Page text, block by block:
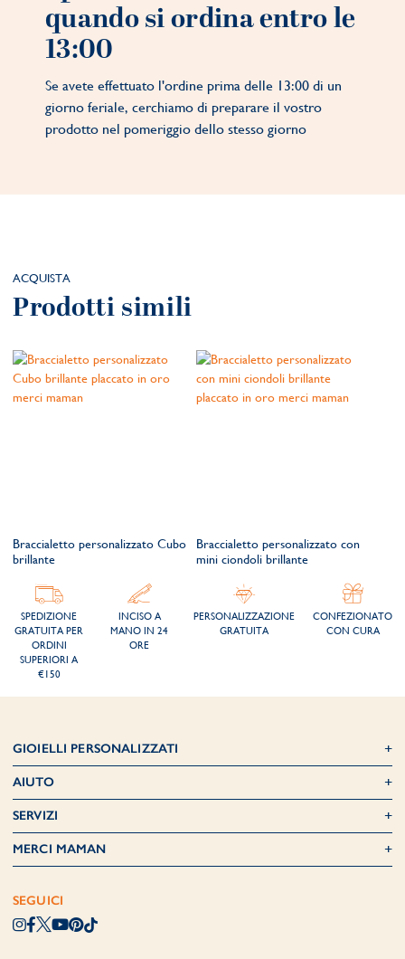
quando si ordina entro le
13:00
Se avete effettuato l'ordine prima delle 13:00 di un
giorno feriale, cerchiamo di preparare il vostro
prodotto nel pomeriggio dello stesso giorno
ACQUISTA
Prodotti simili
Braccialetto personalizzato Cubo
brillante
Braccialetto personalizzato con
mini ciondoli brillante
SPEDIZIONE
GRATUITA PER
ORDINI
SUPERIORI A
€150
INCISO A
MANO IN 24
ORE
PERSONALIZZAZIONE
GRATUITA
CONFEZIONATO
CON CURA
GIOIELLI PERSONALIZZATI
AIUTO
SERVIZI
MERCI MAMAN
SEGUICI